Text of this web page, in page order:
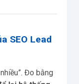
SEO Lead
Đo bằng